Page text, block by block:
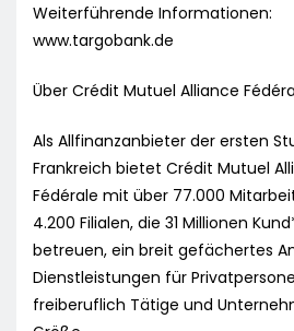
Weiterführende Informationen:
www.targobank.de
Über Crédit Mutuel Alliance
Als Allfinanzanbieter der ersten
Frankreich bietet Crédit Mutuel
Fédérale mit über 77.000
4.200 Filialen, die 31 Millionen
betreuen, ein breit gefächertes
Dienstleistungen für
freiberuflich Tätige und